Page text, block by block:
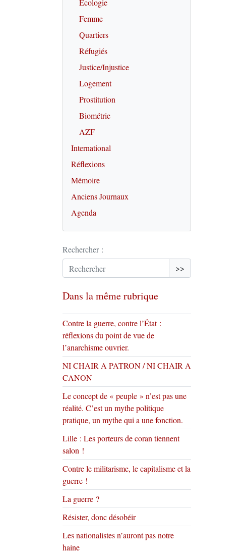
Écologie
Femme
Quartiers
Réfugiés
Justice/Injustice
Logement
Prostitution
Biométrie
AZF
International
Réflexions
Mémoire
Anciens Journaux
Agenda
Rechercher :
>>
Dans la même rubrique
Contre la guerre, contre l’État :
réflexions du point de vue de
l’anarchisme ouvrier.
NI CHAIR A PATRON / NI CHAIR A
CANON
Le concept de « peuple » n’est pas une
réalité. C’est un mythe politique
pratique, un mythe qui a une fonction.
Lille : Les porteurs de coran tiennent
salon !
Contre le militarisme, le capitalisme et la
guerre !
La guerre ?
Résister, donc désobéir
Les nationalistes n’auront pas notre
haine